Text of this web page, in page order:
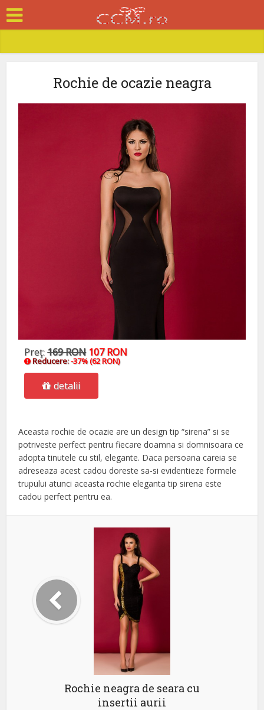
Rochie de ocazie neagra
Preţ:169 RON 107 RON
Reducere:-37% (62 RON)
detalii
Aceasta rochie de ocazie are un design tip “sirena” si se
potriveste perfect pentru fiecare doamna si domnisoara ce
adopta tinutele cu stil, elegante. Daca persoana careia se
adreseaza acest cadou doreste sa-si evidentieze formele
trupului atunci aceasta rochie eleganta tip sirena este
cadou perfect pentru ea.
Rochie neagra de seara cu
insertii aurii